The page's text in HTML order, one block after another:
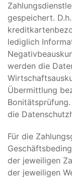
gespeichert.
lediglich
werden die
Übermittlung
die
Für die
der jeweiligen
der jeweiligen